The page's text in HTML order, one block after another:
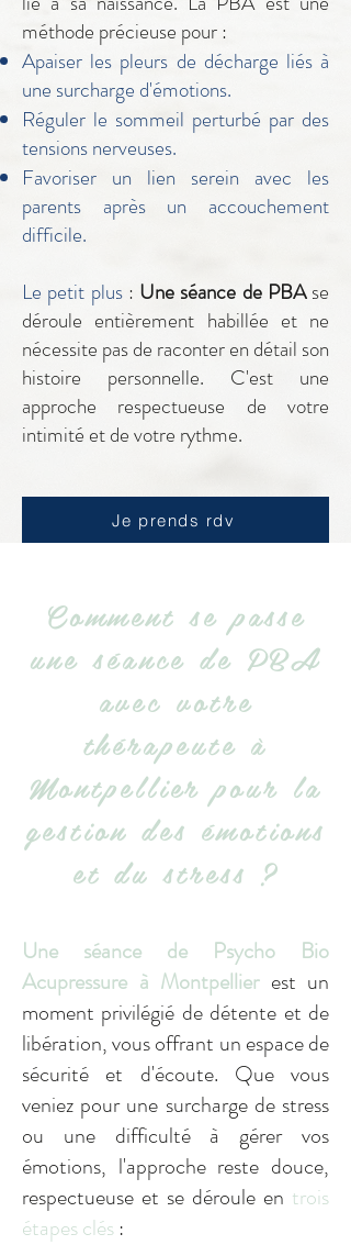
méthode précieuse pour :
Apaiser les pleurs de décharge liés à
une surcharge d'émotions.
Réguler le sommeil perturbé par des
tensions nerveuses.
Favoriser un lien serein avec les
parents après un accouchement
difficile.
Le petit plus: Une séance de PBAse
déroule entièrement habillée et ne
nécessite pas de raconter en détail son
histoire personnelle. C'est une
approche respectueuse de votre
intimité et de votre rythme.
Je prends rdv
Comment se passe
une séance de PBA
avec votre
thérapeute à
Montpellier pour la
gestion des émotions
et du stress ?
Une séance de Psycho Bio
Acupressure à Montpellierest un
moment privilégié de détente et de
libération, vous offrant un espace de
sécurité et d'écoute. Que vous
veniez pour une surcharge de stress
ou une difficulté à gérer vos
émotions, l'approche reste douce,
respectueuse et se déroule en trois
étapes clés :